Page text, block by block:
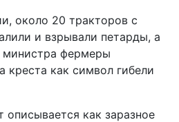
около 20 тракторов с
и взрывали петарды, а
министра фермеры
креста как символ гибели
как заразное